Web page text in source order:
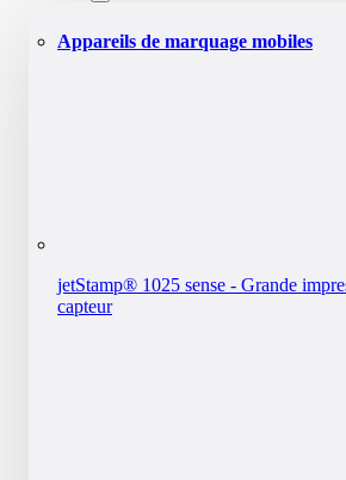
Appareils de marquage mobiles
jetStamp® 1025 sense - Grande
capteur